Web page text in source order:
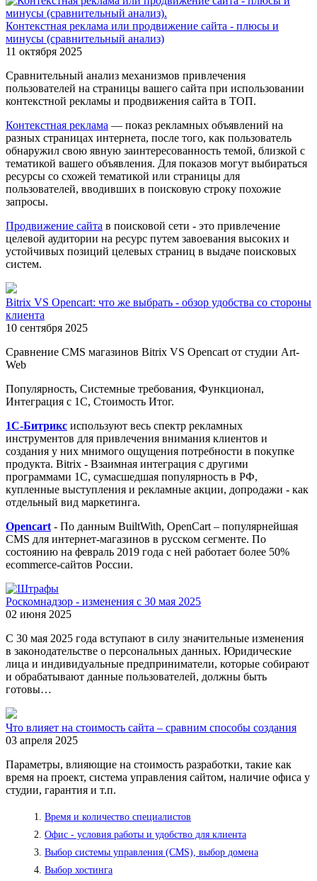
Контекстная реклама или продвижение сайта - плюсы и
минусы (сравнительный анализ)
11 октября 2025
Сравнительный анализ механизмов привлечения
пользователей на страницы вашего сайта при использовании
контекстной рекламы и продвижения сайта в ТОП.
Контекстная реклама — показ рекламных объявлений на
разных страницах интернета, после того, как пользователь
обнаружил свою явную заинтересованность темой, близкой с
тематикой вашего объявления. Для показов могут выбираться
ресурсы со схожей тематикой или страницы для
пользователей, вводивших в поисковую строку похожие
запросы.
Продвижение сайта в поисковой сети - это привлечение
целевой аудитории на ресурс путем завоевания высоких и
устойчивых позиций целевых страниц в выдаче поисковых
систем.
Bitrix VS Opencart: что же выбрать - обзор удобства со стороны
клиента
10 сентября 2025
Сравнение CMS магазинов Bitrix VS Opencart от студии Art-
Web
Популярность, Системные требования, Функционал,
Интеграция с 1С, Стоимость Итог.
1С-Битрикс используют весь спектр рекламных
инструментов для привлечения внимания клиентов и
создания у них мнимого ощущения потребности в покупке
продукта. Bitrix - Взаимная интеграция с другими
программами 1С, сумасшедшая популярность в РФ,
купленные выступления и рекламные акции, допродажи - как
отдельный вид маркетинга.
Opencart - По данным BuiltWith, OpenCart – популярнейшая
CMS для интернет-магазинов в русском сегменте. По
состоянию на февраль 2019 года с ней работает более 50%
ecommerce-сайтов России.
Роскомнадзор - изменения с 30 мая 2025
02 июня 2025
С 30 мая 2025 года вступают в силу значительные изменения
в законодательстве о персональных данных. Юридические
лица и индивидуальные предприниматели, которые собирают
и обрабатывают данные пользователей, должны быть
готовы…
Что влияет на стоимость сайта – сравним способы создания
03 апреля 2025
Параметры, влияющие на стоимость разработки, такие как
время на проект, система управления сайтом, наличие офиса у
студии, гарантия и т.п.
Время и количество специалистов
Офис - условия работы и удобство для клиента
Выбор системы управления (CMS), выбор домена
Выбор хостинга